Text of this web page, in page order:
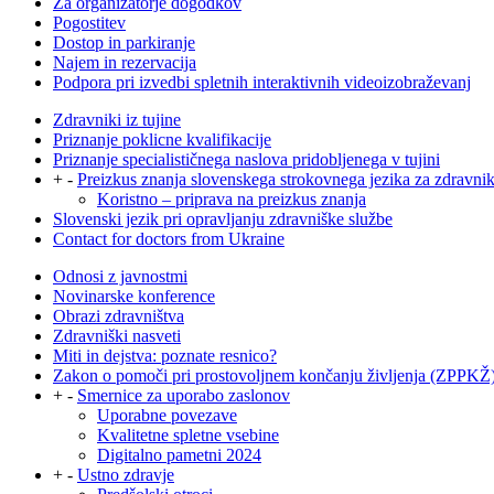
Pogostitev
Dostop in parkiranje
Najem in rezervacija
Podpora pri izvedbi spletnih interaktivnih videoizobraževanj
Zdravniki iz tujine
Priznanje poklicne kvalifikacije
Priznanje specialističnega naslova pridobljenega v tujini
+ - Preizkus znanja slovenskega strokovnega jezika za
Koristno – priprava na preizkus znanja
Slovenski jezik pri opravljanju zdravniške službe
Contact for doctors from Ukraine
Odnosi z javnostmi
Novinarske konference
Obrazi zdravništva
Zdravniški nasveti
Miti in dejstva: poznate resnico?
Zakon o pomoči pri prostovoljnem končanju življenja
+ - Smernice za uporabo zaslonov
Uporabne povezave
Kvalitetne spletne vsebine
Digitalno pametni 2024
+ - Ustno zdravje